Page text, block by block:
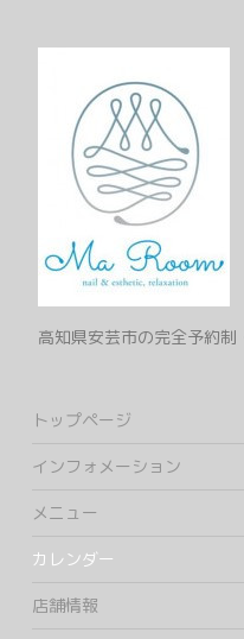
高知県安芸市の完全予約
トップページ
インフォメーション
メニュー
カレンダー
店舗情報